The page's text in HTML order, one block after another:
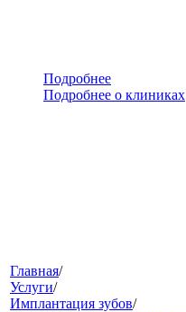
Подробнее
Подробнее о клиниках
меню
Главная/
Услуги/
Имплантация зубов/